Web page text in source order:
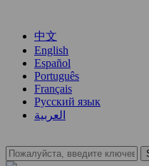
中文
English
Español
Português
Français
Русский язык
العربية